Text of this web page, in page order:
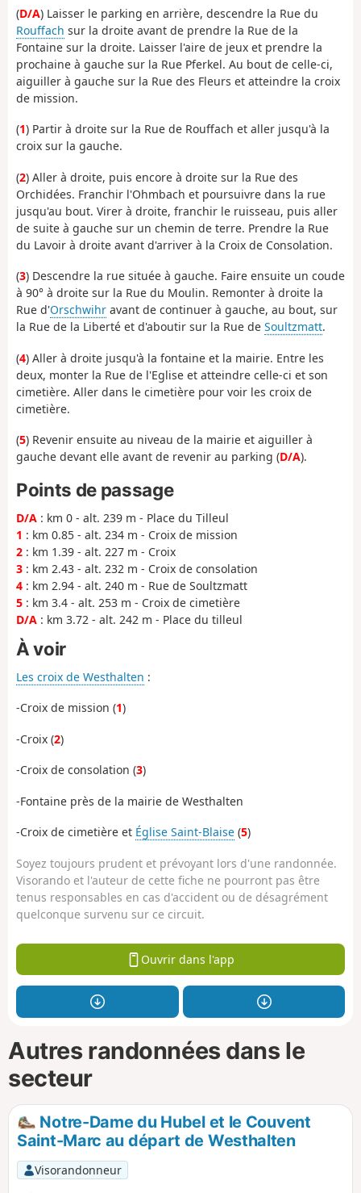
(D/A) Laisser le parking en arrière, descendre la Rue du
Rouffach sur la droite avant de prendre la Rue de la
Fontaine sur la droite. Laisser l'aire de jeux et prendre la
prochaine à gauche sur la Rue Pferkel. Au bout de celle-ci,
aiguiller à gauche sur la Rue des Fleurs et atteindre la croix
de mission.
(1) Partir à droite sur la Rue de Rouffach et aller jusqu'à la
croix sur la gauche.
(2) Aller à droite, puis encore à droite sur la Rue des
Orchidées. Franchir l'Ohmbach et poursuivre dans la rue
jusqu'au bout. Virer à droite, franchir le ruisseau, puis aller
de suite à gauche sur un chemin de terre. Prendre la Rue
du Lavoir à droite avant d'arriver à la Croix de Consolation.
(3) Descendre la rue située à gauche. Faire ensuite un coude
à 90° à droite sur la Rue du Moulin. Remonter à droite la
Rue d'Orschwihr avant de continuer à gauche, au bout, sur
la Rue de la Liberté et d'aboutir sur la Rue de Soultzmatt.
(4) Aller à droite jusqu'à la fontaine et la mairie. Entre les
deux, monter la Rue de l'Eglise et atteindre celle-ci et son
cimetière. Aller dans le cimetière pour voir les croix de
cimetière.
(5) Revenir ensuite au niveau de la mairie et aiguiller à
gauche devant elle avant de revenir au parking (D/A).
Points de passage
D/A : km 0 - alt. 239 m - Place du Tilleul
1 : km 0.85 - alt. 234 m - Croix de mission
2 : km 1.39 - alt. 227 m - Croix
3 : km 2.43 - alt. 232 m - Croix de consolation
4 : km 2.94 - alt. 240 m - Rue de Soultzmatt
5 : km 3.4 - alt. 253 m - Croix de cimetière
D/A : km 3.72 - alt. 242 m - Place du tilleul
À voir
Les croix de Westhalten :
-Croix de mission (1)
-Croix (2)
-Croix de consolation (3)
-Fontaine près de la mairie de Westhalten
-Croix de cimetière et Église Saint-Blaise (5)
Soyez toujours prudent et prévoyant lors d'une randonnée.
Visorando et l'auteur de cette fiche ne pourront pas être
tenus responsables en cas d'accident ou de désagrément
quelconque survenu sur ce circuit.
Ouvrir dans l'app
Autres randonnées dans le
secteur
Notre-Dame du Hubel et le Couvent
Saint-Marc au départ de Westhalten
Visorandonneur